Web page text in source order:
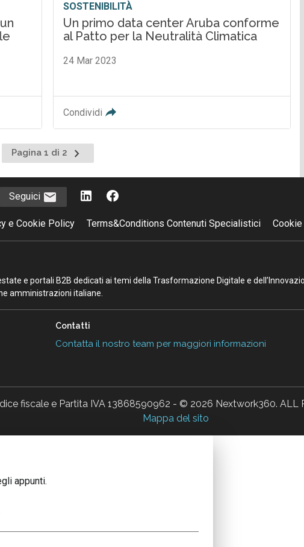
SOSTENIBILITÀ
Un primo data center Aruba conforme
al Patto per la Neutralità Climatica
24 Mar 2023
Condividi
Pagina 1 di 2
Pagina
successiva
Seguici
e Cookie Policy Terms&Conditions Contenuti Specialistici
e portali B2B dedicati ai temi della Trasformazione Digitale e
amministrazioni italiane.
Contatti
Contatta il nostro team per maggiori informazioni
fiscale e Partita IVA 13868590962 - © 2026 Nextwork360. ALL
Mappa del sito
appunti.